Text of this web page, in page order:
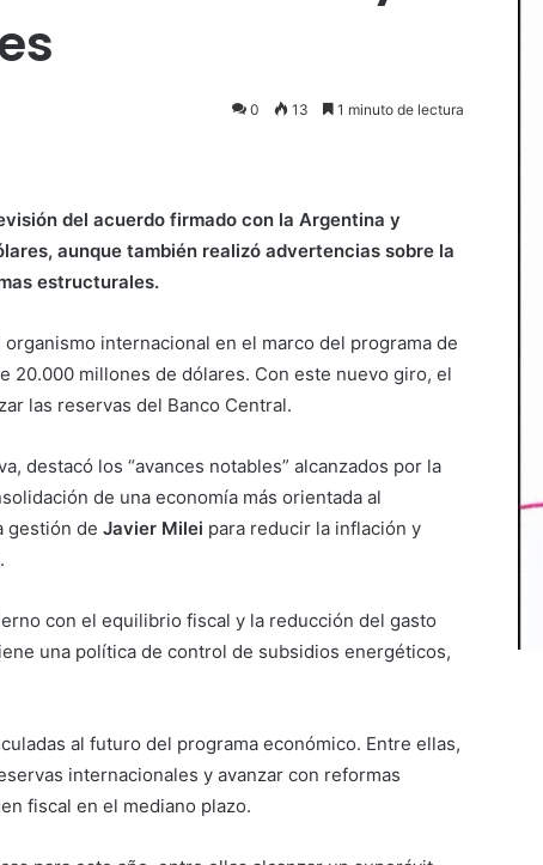
0 13 1 minuto de lectura
del acuerdo firmado con la Argentina y
aunque también realizó advertencias sobre la
estructurales.
internacional en el marco del programa de
20.000 millones de dólares. Con este nuevo giro, el
las reservas del Banco Central.
destacó los “avances notables” alcanzados por la
de una economía más orientada al
gestión de Javier Milei para reducir la inflación y
con el equilibrio fiscal y la reducción del gasto
una política de control de subsidios energéticos,
al futuro del programa económico. Entre ellas,
internacionales y avanzar con reformas
fiscal en el mediano plazo.